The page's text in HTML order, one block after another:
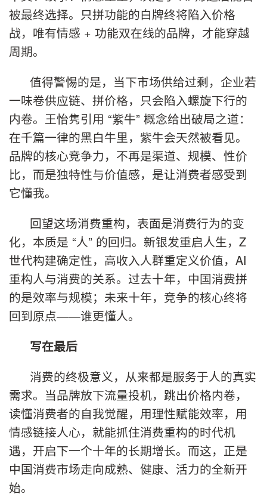
被最终选择。只拼功能的白牌终将陷入价格
战，唯有情感 + 功能双在线的品牌，才能穿越
周期。
值得警惕的是，当下市场供给过剩，企业若
一味卷供应链、拼价格，只会陷入螺旋下行的
内卷。王怡隽引用 “紫牛” 概念给出破局之道：
在千篇一律的黑白牛里，紫牛会天然被看见。
品牌的核心竞争力，不再是渠道、规模、性价
比，而是独特性与价值感，是让消费者感受到
它懂我。
回望这场消费重构，表面是消费行为的变
化，本质是 “人” 的回归。新银发重启人生，Z
世代构建确定性，高收入人群重定义价值，AI
重构人与消费的关系。过去十年，中国消费拼
的是效率与规模；未来十年，竞争的核心终将
回到原点——谁更懂人。
写在最后
消费的终极意义，从来都是服务于人的真实
需求。当品牌放下流量投机，跳出价格内卷，
读懂消费者的自我觉醒，用理性赋能效率，用
情感链接人心，就能抓住消费重构的时代机
遇，开启下一个十年的长期增长。而这，正是
中国消费市场走向成熟、健康、活力的全新开
始。